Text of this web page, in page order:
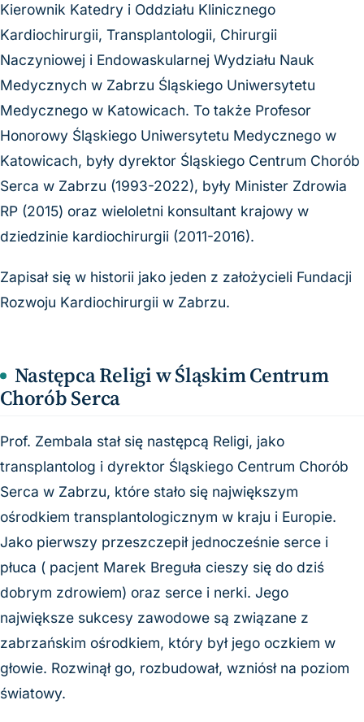
Kierownik Katedry i Oddziału Klinicznego
Kardiochirurgii, Transplantologii, Chirurgii
Naczyniowej i Endowaskularnej Wydziału Nauk
Medycznych w Zabrzu Śląskiego Uniwersytetu
Medycznego w Katowicach. To także Profesor
Honorowy Śląskiego Uniwersytetu Medycznego w
Katowicach, były dyrektor Śląskiego Centrum Chorób
Serca w Zabrzu (1993-2022), były Minister Zdrowia
RP (2015) oraz wieloletni konsultant krajowy w
dziedzinie kardiochirurgii (2011-2016).
Zapisał się w historii jako jeden z założycieli Fundacji
Rozwoju Kardiochirurgii w Zabrzu.
Następca Religi w Śląskim Centrum
Chorób Serca
Prof. Zembala stał się następcą Religi, jako
transplantolog i dyrektor Śląskiego Centrum Chorób
Serca w Zabrzu, które stało się największym
ośrodkiem transplantologicznym w kraju i Europie.
Jako pierwszy przeszczepił jednocześnie serce i
płuca ( pacjent Marek Breguła cieszy się do dziś
dobrym zdrowiem) oraz serce i nerki. Jego
największe sukcesy zawodowe są związane z
zabrzańskim ośrodkiem, który był jego oczkiem w
głowie. Rozwinął go, rozbudował, wzniósł na poziom
światowy.